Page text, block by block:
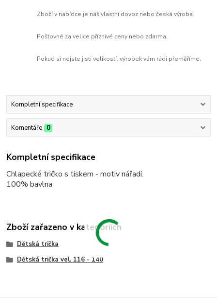
Zboží v nabídce je náš vlastní dovoz nebo česká výroba.
Poštovné za velice příznivé ceny nebo zdarma.
Pokud si nejste jisti velikostí, výrobek vám rádi přeměříme.
Kompletní specifikace
Komentáře 0
Kompletní specifikace
Chlapecké tričko s tiskem - motiv nářadí.
100% bavlna
Zboží zařazeno v kategoriích
Dětská trička
Dětská trička vel. 116 - 140